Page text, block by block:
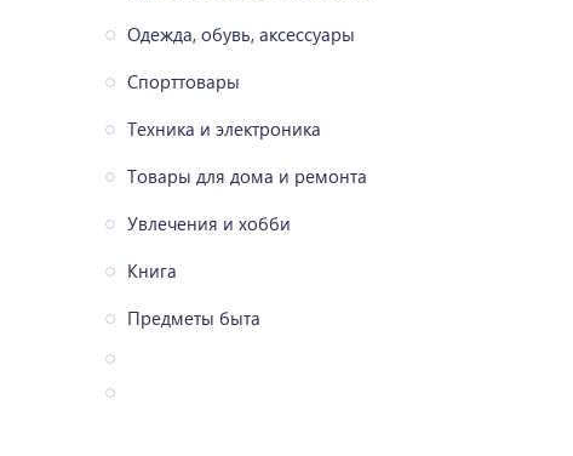
Одежда, обувь, аксессуары
Спорттовары
Техника и электроника
Товары для дома и ремонта
Увлечения и хобби
Книга
Предметы быта